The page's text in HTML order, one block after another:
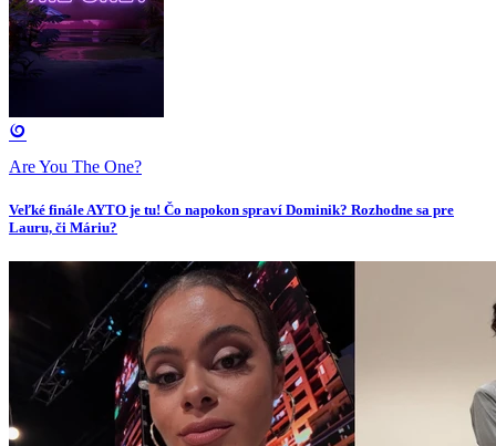
Are You The One?
Veľké finále AYTO je tu! Čo napokon spraví Dominik? Rozhodne sa pre
Lauru, či Máriu?